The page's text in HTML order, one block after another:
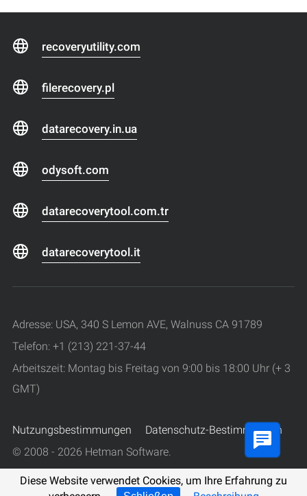
Diese Website verwendet Cookies, um Ihre Erfahrung zu
recoveryutility.com
filerecovery.pl
datarecovery.in.ua
odysoft.com
datarecoverytool.com.tr
datarecoverytool.it
Adresse: USA, 340 S Lemon AVE, Walnuss CA 91789
Telefon: +1 (213) 221-37-44
Arbeitszeit: Montag bis Freitag von 9:00 bis 18:00 Uhr (+ 3
GMT)
Nutzungsbestimmungen
Datenschutz-Bestimmungen
© 2008 - 2026 Hetman Software.
Alle Rechte vorbehalten.